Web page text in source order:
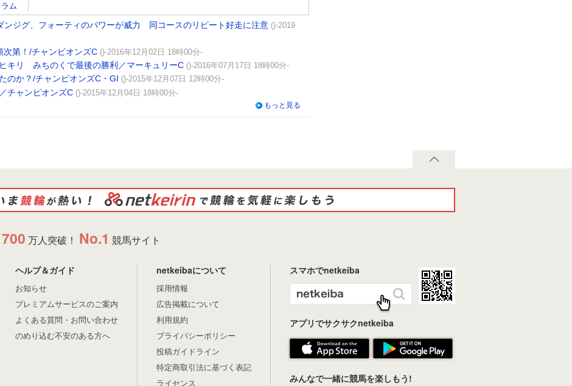
ム
ンジグ、フォーティのパワーが威力 同コースのリピート好走に注意 ()-2019
第！/チャンピオンズC ()-2016年12月02日 18時00分-
キリ みちのくで最後の勝利／マーキュリーC ()-2016年07月17日 18時00分-
のか？/チャンピオンズC・GI ()-2015年12月07日 12時00分-
チャンピオンズC ()-2015年12月04日 18時00分-
もっと見る
万人突破！ No.1 競馬サイト
ヘルプ＆ガイド
お知らせ
プレミアムサービスのご案内
よくある質問・お問い合わせ
のめり込む不安のある方へ
netkeibaについて
採用情報
広告掲載について
利用規約
プライバシーポリシー
投稿ガイドライン
特定商取引法に基づく表記
ライセンス
スマホでnetkeiba
アプリでサクサクnetkeiba
みんなで一緒に競馬を楽しもう!